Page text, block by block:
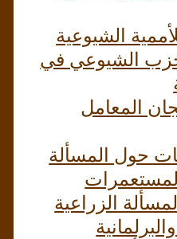
الشيوعية
الشيوعي في
المعامل
حول المسألة
الزراعية